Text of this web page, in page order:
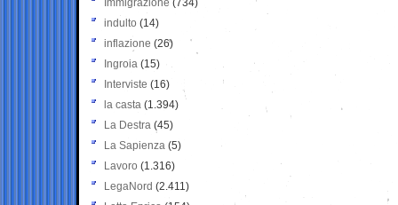
Immigrazione (734)
indulto (14)
inflazione (26)
Ingroia (15)
Interviste (16)
la casta (1.394)
La Destra (45)
La Sapienza (5)
Lavoro (1.316)
LegaNord (2.411)